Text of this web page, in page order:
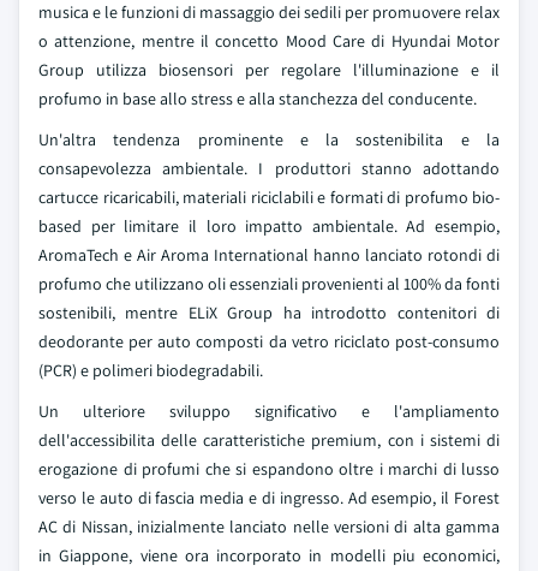
musica e le funzioni di massaggio dei sedili per promuovere relax
o attenzione, mentre il concetto Mood Care di Hyundai Motor
Group utilizza biosensori per regolare l'illuminazione e il
profumo in base allo stress e alla stanchezza del conducente.
Un'altra tendenza prominente e la sostenibilita e la
consapevolezza ambientale. I produttori stanno adottando
cartucce ricaricabili, materiali riciclabili e formati di profumo bio-
based per limitare il loro impatto ambientale. Ad esempio,
AromaTech e Air Aroma International hanno lanciato rotondi di
profumo che utilizzano oli essenziali provenienti al 100% da fonti
sostenibili, mentre ELiX Group ha introdotto contenitori di
deodorante per auto composti da vetro riciclato post-consumo
(PCR) e polimeri biodegradabili.
Un ulteriore sviluppo significativo e l'ampliamento
dell'accessibilita delle caratteristiche premium, con i sistemi di
erogazione di profumi che si espandono oltre i marchi di lusso
verso le auto di fascia media e di ingresso. Ad esempio, il Forest
AC di Nissan, inizialmente lanciato nelle versioni di alta gamma
in Giappone, viene ora incorporato in modelli piu economici,